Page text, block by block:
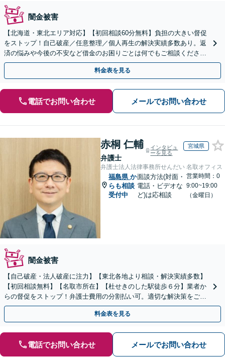
闇金被害
【北海道・東北エリア対応】【初回相談60分無料】負担の大きい督促
をストップ！自己破産／任意整理／個人再生の解決実績多数あり。返
済の悩みや今後の不安など借金のお困りごとは何でもご相談くださ
い。依頼者さまにとって最善の解決をご提案【土曜も営業】
料金表を見る
電話でお問い合わせ メールでお問い合わせ
赤桐 仁輔
弁護士
インタビュ
ーを見る
宮城県
弁護士法人法律事務所せんだい 名取オフィス
福島県 か
らも相談
受付中
面談方法(対面・
電話・ビデオな
ど)は応相談
営業時間：0
9:00~19:00
（金曜日）
闇金被害
【自己破産・法人破産に注力】【東北各地より相談・解決実績多数】
【初回相談無料】【名取市所在】【杜せきのした駅徒歩６分】業者か
らの督促をストップ！弁護士費用の分割払い可。適切な解決策をご提
案します【土曜相談可】【駐車場完備】【完全個室】
料金表を見る
電話でお問い合わせ メールでお問い合わせ